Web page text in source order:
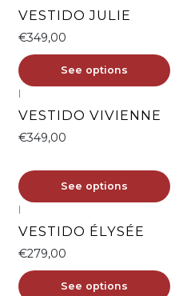
VESTIDO JULIE
€349,00
See options
|
VESTIDO VIVIENNE
€349,00
See options
|
VESTIDO ÉLYSÉE
€279,00
See options